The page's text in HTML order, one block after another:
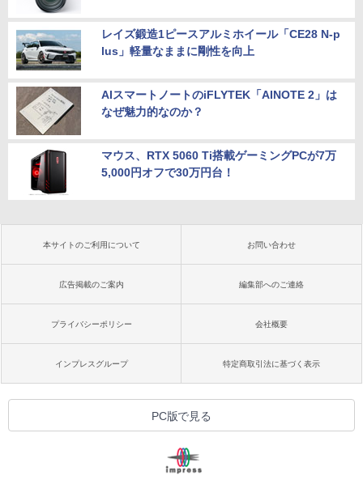
レイズ鍛造1ピースアルミホイール「CE28 N-p
lus」軽量なままに剛性を向上
AIスマートノートのiFLYTEK「AINOTE 2」は
なぜ魅力的なのか？
マウス、RTX 5060 Ti搭載ゲーミングPCが7万
5,000円オフで30万円台！
本サイトのご利用について お問い合わせ
広告掲載のご案内 編集部へのご連絡
プライバシーポリシー 会社概要
インプレスグループ 特定商取引法に基づく表示
PC版で見る